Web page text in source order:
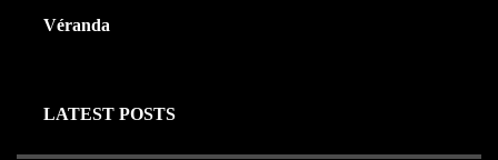
Véranda
LATEST POSTS